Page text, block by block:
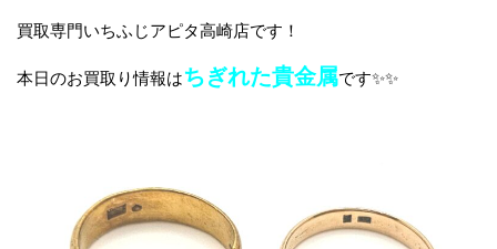
買取専門いちふじアピタ高崎店です！
本日のお買取り情報はちぎれた貴金属です✨✨